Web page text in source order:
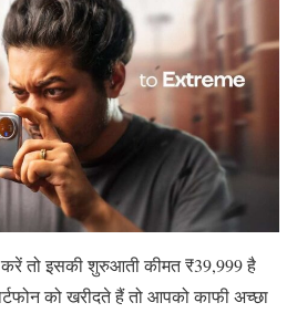
तो इसकी शुरुआती कीमत ₹39,999 है
को खरीदते हैं तो आपको काफी अच्छा